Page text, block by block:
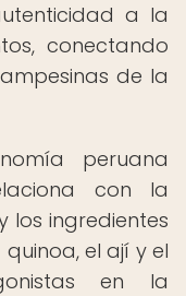
a la
conectando
de la
peruana
con la
los ingredientes
el ají y el
en la